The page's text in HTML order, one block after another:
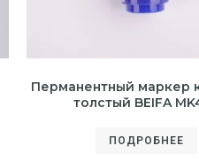
Перманентный маркер
толстый BEIFA
ПОДРОБНЕЕ